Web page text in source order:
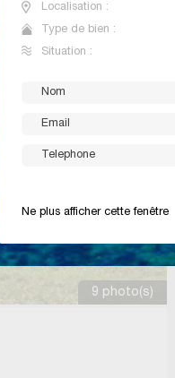
9 photo(s)
Localisation :
Type de bien :
Situation :
Ne plus afficher cette fenêtre